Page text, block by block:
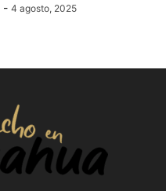
- 4 agosto, 2025